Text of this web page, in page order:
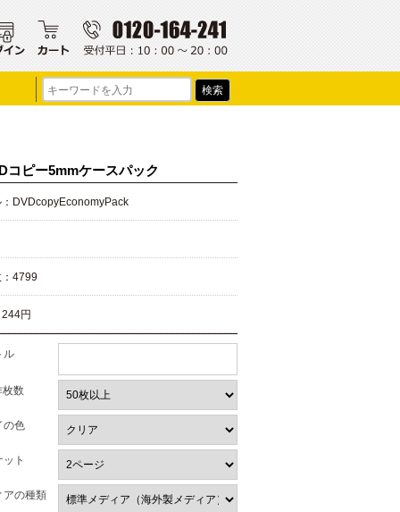
コピー5mmケースパック
DVDcopyEconomyPack
4799
244円
ル
数
の色
ト
アの種類